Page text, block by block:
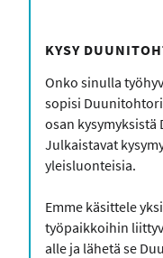
form_head
KYSY
Onko sinulla
sopisi
osan
Julkaistavat
yleisluonteisia.
Emme käsittele
työpaikkoihin
alle ja lähetä se